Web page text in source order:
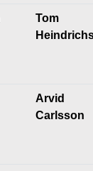
Tom
Arvid
Carlsson